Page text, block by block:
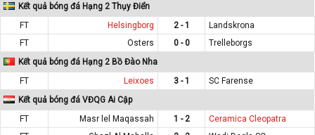
Kết quả bóng đá Hạng 2 Thụy Điển
FT
Helsingborg 2 - 1
Landskrona
FT
Osters 0 - 0
Trelleborgs
Kết quả bóng đá Hạng 2 Bồ Đào Nha
FT
Leixoes 3 - 1
SC Farense
Kết quả bóng đá VĐQG Ai Cập
FT
Masr lel Maqassah 1 - 2
Ceramica Cleopatra